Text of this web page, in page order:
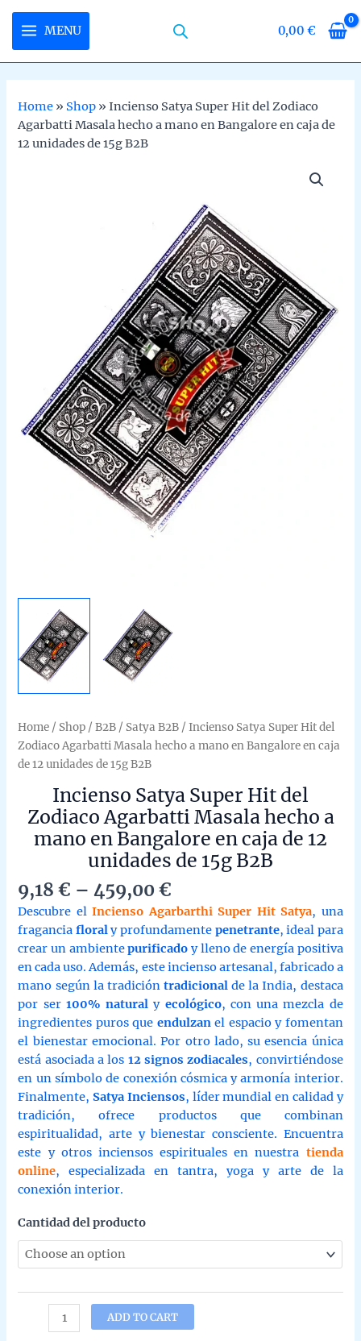
content
MENU 0,00€
Home » Shop »Incienso Satya Super Hit del Zodiaco
Agarbatti Masala hecho a mano en Bangalore en caja de
12 unidades de 15g B2B
Home / Shop /B2B / Satya B2B / Incienso Satya Super Hit del
Zodiaco Agarbatti Masala hecho a mano en Bangalore en caja
de 12 unidades de 15g B2B
Incienso Satya Super Hit del
Zodiaco Agarbatti Masala hecho a
mano en Bangalore en caja de 12
unidades de 15g B2B
9,18€ – 459,00€
range:
9,18 €
through
459,00 €
Descubre elIncienso Agarbarthi Super Hit Satya, una
fragancia floraly profundamente penetrante, ideal para
crear un ambientepurificado y lleno de energía positiva
en cada uso. Además, este incienso artesanal, fabricado a
mano según la tradición tradicional de la India, destaca
por ser 100% natural y ecológico, con una mezcla de
ingredientes puros que endulzanel espacio y fomentan
el bienestar emocional. Por otro lado, su esencia única
está asociada a los 12 signos zodiacales, convirtiéndose
en un símbolo de conexión cósmica y armonía interior.
Finalmente,Satya Inciensos, líder mundial en calidad y
tradición, ofrece productos que combinan
espiritualidad, arte y bienestar consciente. Encuentra
este y otros inciensos espirituales en nuestra tienda
online, especializada en tantra, yoga y arte de la
conexión interior.
Cantidad del producto
Incienso
Satya
ADD TO CART